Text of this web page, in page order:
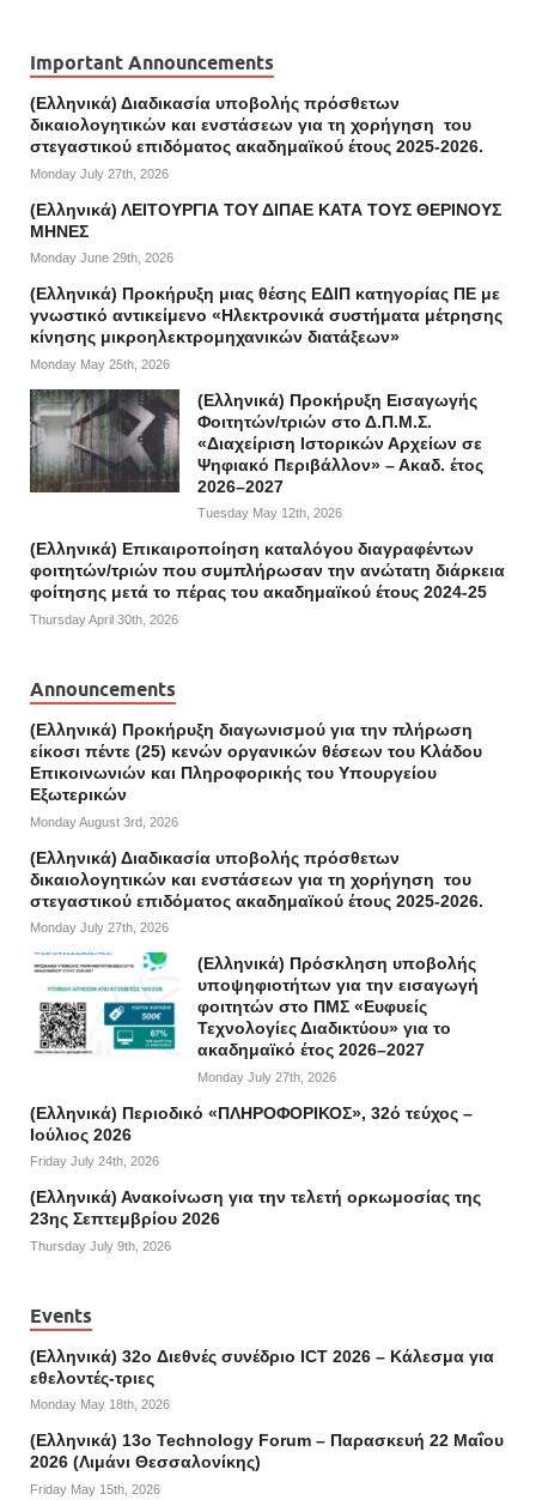
Important Announcements
(Ελληνικά) Διαδικασία υποβολής πρόσθετων
δικαιολογητικών και ενστάσεων για τη χορήγηση του
στεγαστικού επιδόματος ακαδημαϊκού έτους 2025-2026.
Monday July 27th, 2026
(Ελληνικά) ΛΕΙΤΟΥΡΓΙΑ ΤΟΥ ΔΙΠΑΕ ΚΑΤΑ ΤΟΥΣ ΘΕΡΙΝΟΥΣ
ΜΗΝΕΣ
Monday June 29th, 2026
(Ελληνικά) Προκήρυξη μιας θέσης ΕΔΙΠ κατηγορίας ΠΕ με
γνωστικό αντικείμενο «Ηλεκτρονικά συστήματα μέτρησης
κίνησης μικροηλεκτρομηχανικών διατάξεων»
Monday May 25th, 2026
(Ελληνικά) Προκήρυξη Εισαγωγής
Φοιτητών/τριών στο Δ.Π.Μ.Σ.
«Διαχείριση Ιστορικών Αρχείων σε
Ψηφιακό Περιβάλλον» – Ακαδ. έτος
2026–2027
Tuesday May 12th, 2026
(Ελληνικά) Επικαιροποίηση καταλόγου διαγραφέντων
φοιτητών/τριών που συμπλήρωσαν την ανώτατη διάρκεια
φοίτησης μετά το πέρας του ακαδημαϊκού έτους 2024-25
Thursday April 30th, 2026
Announcements
(Ελληνικά) Προκήρυξη διαγωνισμού για την πλήρωση
είκοσι πέντε (25) κενών οργανικών θέσεων του Κλάδου
Επικοινωνιών και Πληροφορικής του Υπουργείου
Εξωτερικών
Monday August 3rd, 2026
(Ελληνικά) Διαδικασία υποβολής πρόσθετων
δικαιολογητικών και ενστάσεων για τη χορήγηση του
στεγαστικού επιδόματος ακαδημαϊκού έτους 2025-2026.
Monday July 27th, 2026
(Ελληνικά) Πρόσκληση υποβολής
υποψηφιοτήτων για την εισαγωγή
φοιτητών στο ΠΜΣ «Ευφυείς
Τεχνολογίες Διαδικτύου» για το
ακαδημαϊκό έτος 2026–2027
Monday July 27th, 2026
(Ελληνικά) Περιοδικό «ΠΛΗΡΟΦΟΡΙΚΟΣ», 32ό τεύχος –
Ιούλιος 2026
Friday July 24th, 2026
(Ελληνικά) Ανακοίνωση για την τελετή ορκωμοσίας της
23ης Σεπτεμβρίου 2026
Thursday July 9th, 2026
Events
(Ελληνικά) 32o Διεθνές συνέδριο ICT 2026 – Κάλεσμα για
εθελοντές-τριες
Monday May 18th, 2026
(Ελληνικά) 13ο Technology Forum – Παρασκευή 22 Μαΐου
2026 (Λιμάνι Θεσσαλονίκης)
Friday May 15th, 2026